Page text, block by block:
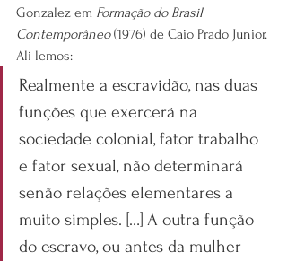
Gonzalez em Formação do Brasil
Contemporâneo (1976) de Caio Prado Junior.
Ali lemos:
Realmente a escravidão, nas duas
funções que exercerá na
sociedade colonial, fator trabalho
e fator sexual, não determinará
senão relações elementares a
muito simples. […] A outra função
do escravo, ou antes da mulher